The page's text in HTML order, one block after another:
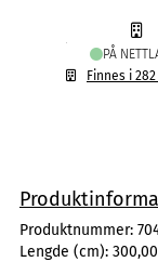
PÅ
Finnes i
Produktnummer:
Lengde (cm): 300,00